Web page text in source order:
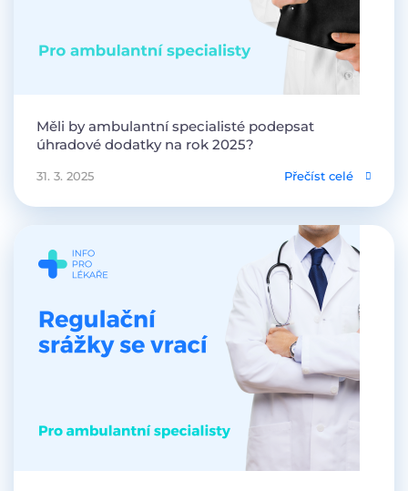
Měli by ambulantní specialisté podepsat
úhradové dodatky na rok 2025?
31. 3. 2025 Přečíst celé